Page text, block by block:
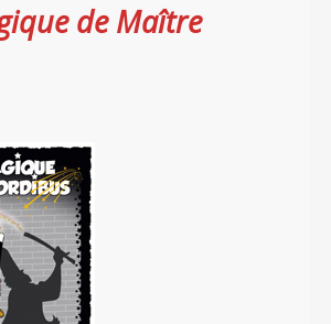
de Maître